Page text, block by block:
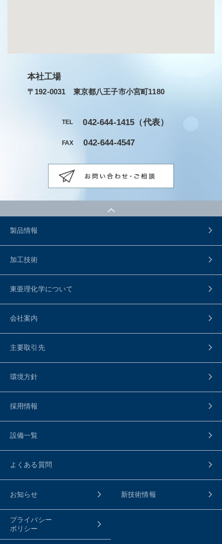
本社工場
〒192-0031 東京都八王子市小宮町1180
TEL 042-644-1415 （代表）
FAX 042-644-4547
製品情報
加工技術
東亜理化学について
会社案内
主要取引先
環境方針
採用情報
設備一覧
よくある質問
お知らせ 新技術情報
プライバシー
ポリシー